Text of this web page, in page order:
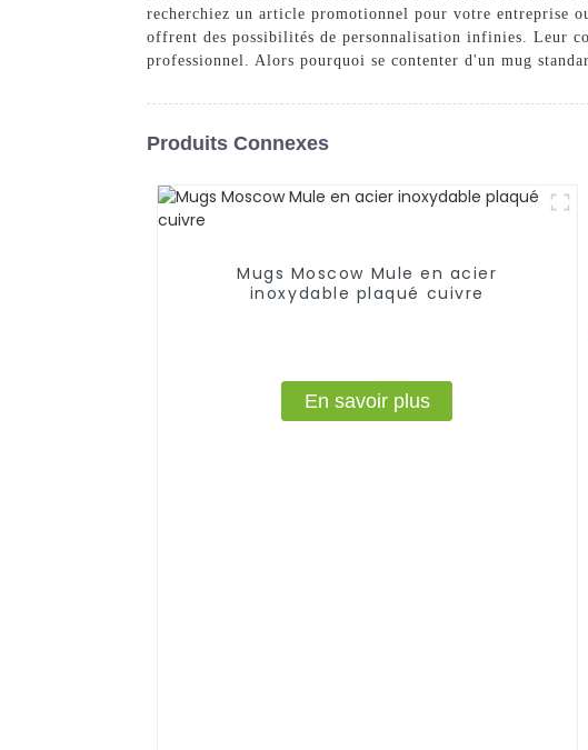
recherchiez un article promotionnel pour votre entreprise
offrent des possibilités de personnalisation infinies. Leur
professionnel. Alors pourquoi se contenter d'un mug
Produits Connexes
Mugs Moscow Mule en acier
inoxydable plaqué cuivre
En savoir plus